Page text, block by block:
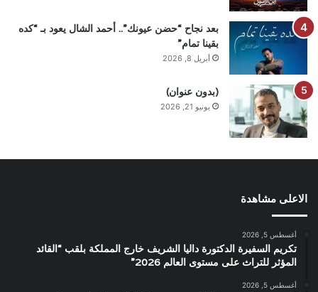
بعد نجاح “حضن عيونك”.. أحمد الشال يعود بـ “كده
بقينا تمام”
أبريل 8, 2026
(بدون عنوان)
يونيو 21, 2026
الاعلى مشاهدة
أغسطس 5, 2026
تكريم السفيرة الدكتورة داليا الشريف خارج المملكة بلقب “القائد
المؤثر للتراث على مستوى العالم 2026”
أغسطس 5, 2026